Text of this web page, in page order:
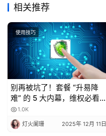
相关推荐
使用技巧
别再被坑了！套餐 “升易降
难” 的 5 大内幕，维权必看
💥1.0K
灯火阑珊 2025年 12月 11日